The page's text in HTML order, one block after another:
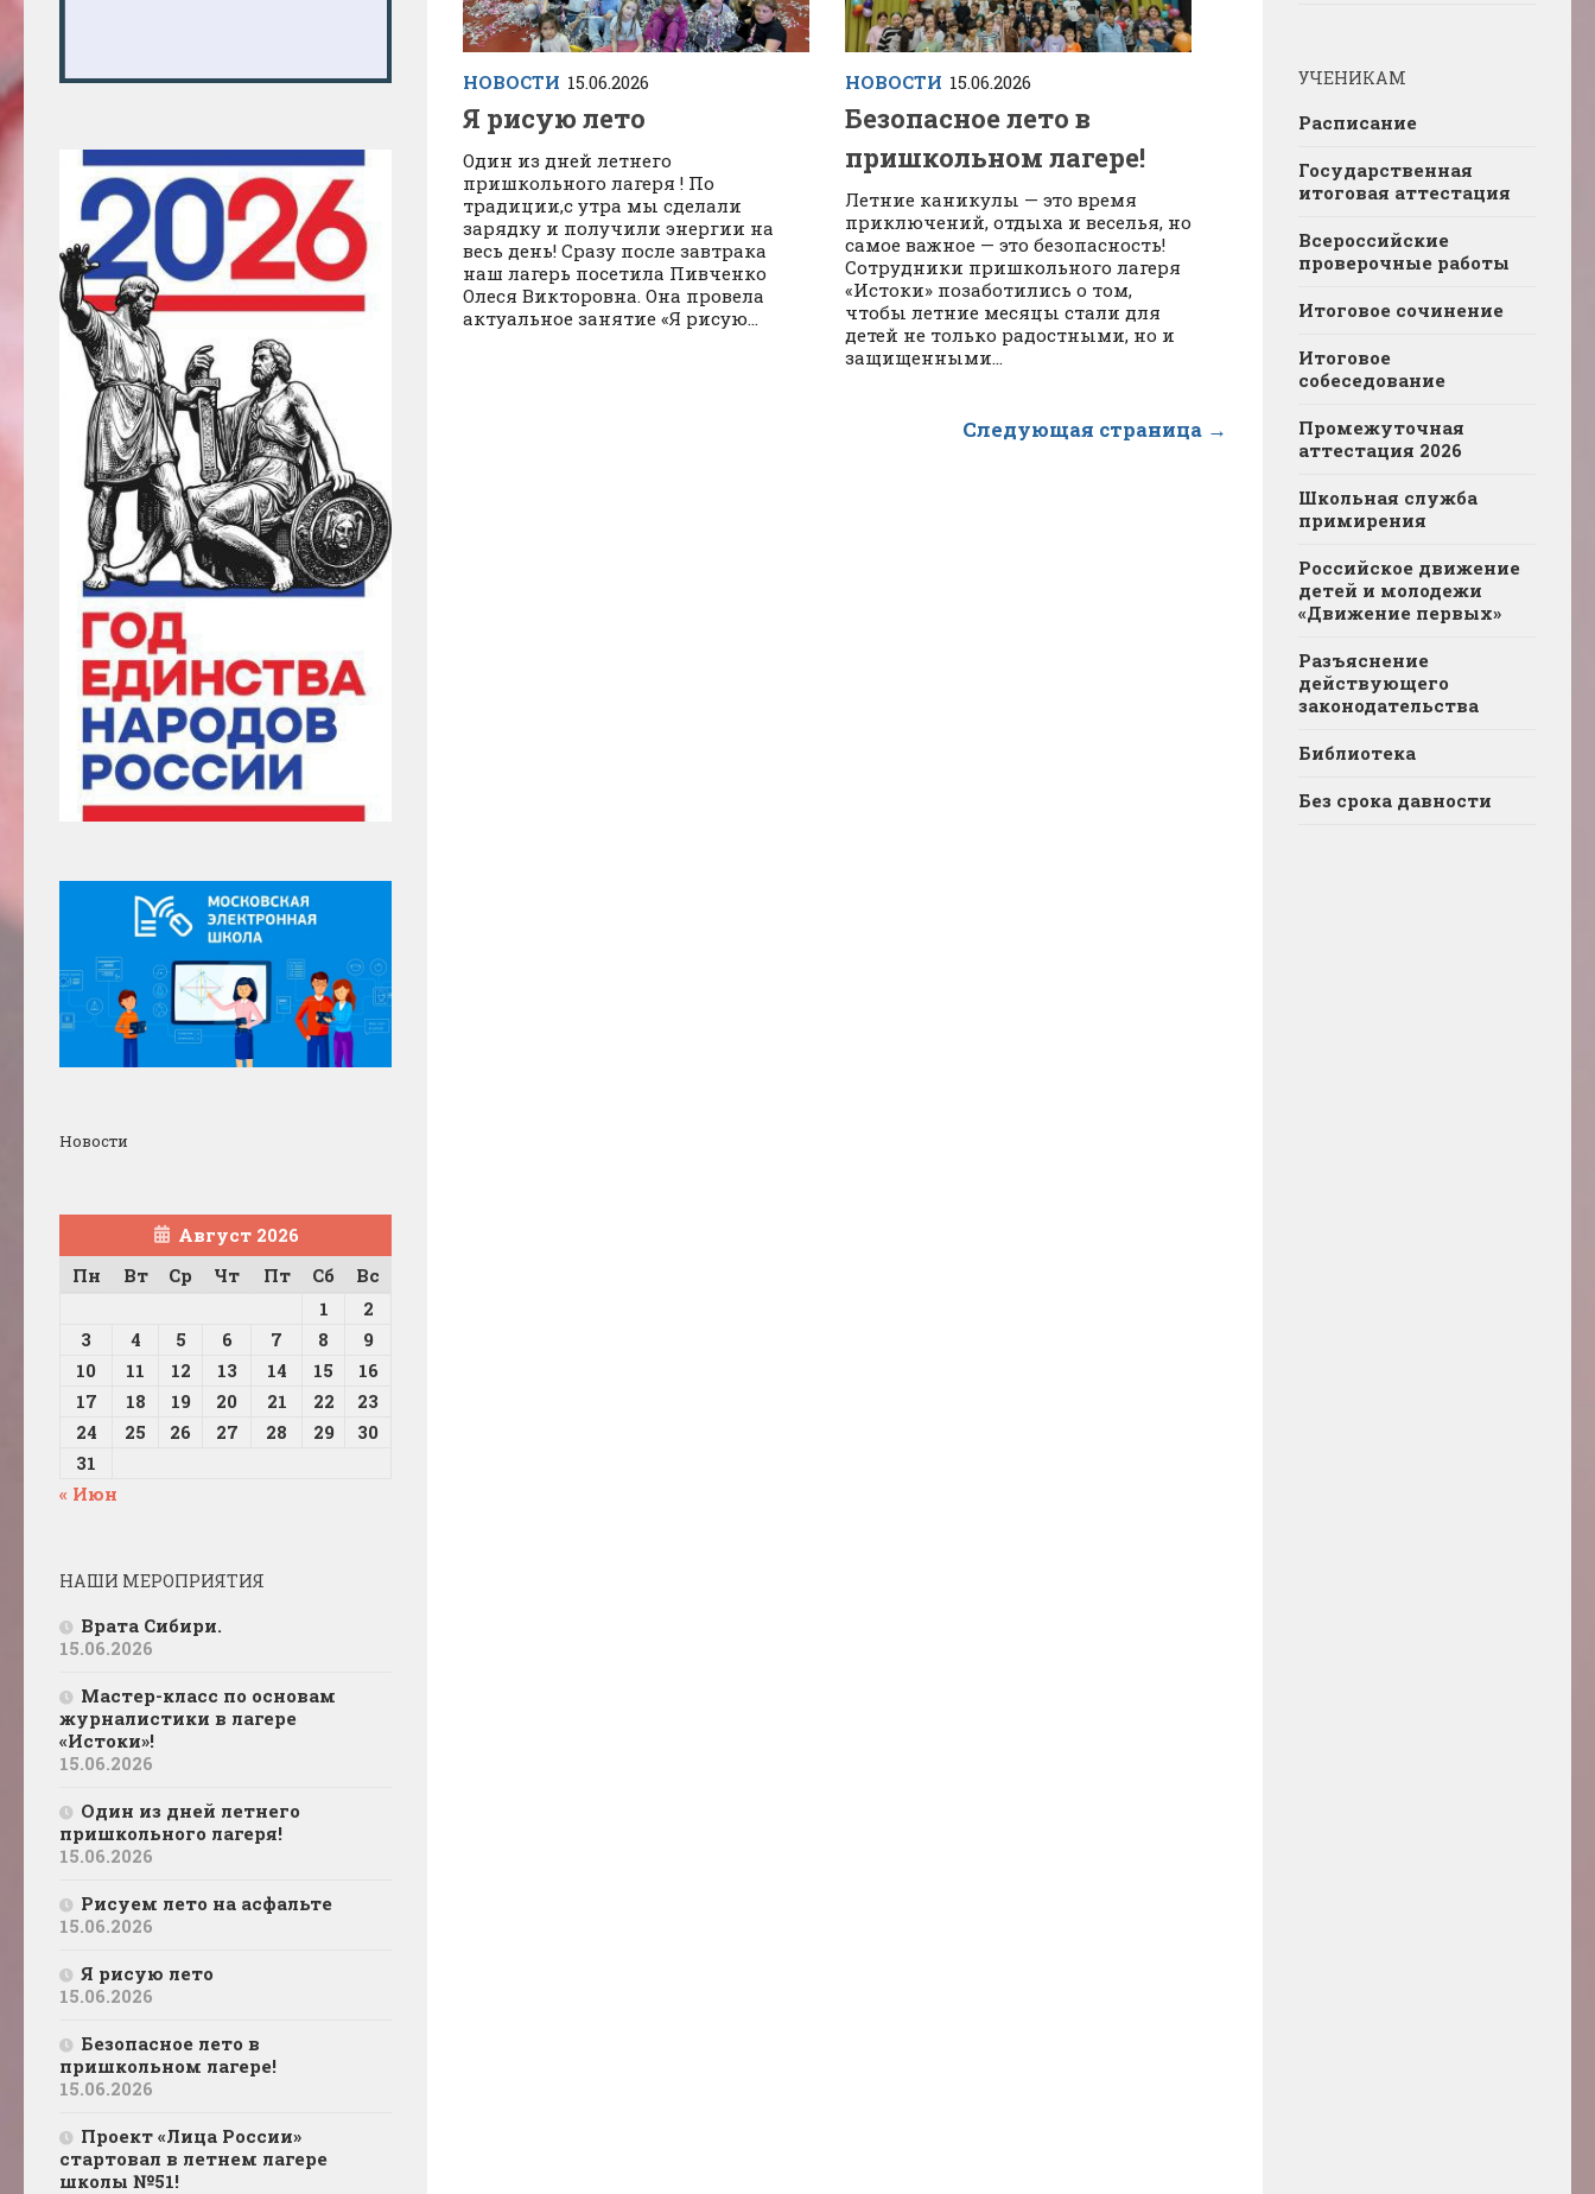
НОВОСТИ 15.06.2026
Я рисую лето
Один из дней летнего
пришкольного лагеря ! По
традиции,с утра мы сделали
зарядку и получили энергии на
весь день! ‍Сразу после завтрака
наш лагерь посетила Пивченко
Олеся Викторовна. Она провела
актуальное занятие «Я рисую...
НОВОСТИ 15.06.2026
Безопасное лето в
пришкольном лагере!
Летние каникулы — это время
приключений, отдыха и веселья, но
самое важное — это безопасность!
Сотрудники пришкольного лагеря
«Истоки» позаботились о том,
чтобы летние месяцы стали для
детей не только радостными, но и
защищенными...
Следующая страница →
Новости
Август 2026
Пн
Вт Ср Чт Пт Сб
Вс
1
2
3
4 5 6 7 8
9
10
11 12 13 14 15
16
17
18 19 20 21 22
23
24
25 26 27 28 29
30
31
« Июн
НАШИ МЕРОПРИЯТИЯ
Врата Сибири.
15.06.2026
Мастер-класс по основам
журналистики в лагере
«Истоки»!
15.06.2026
Один из дней летнего
пришкольного лагеря!
15.06.2026
Рисуем лето на асфальте
15.06.2026
Я рисую лето
15.06.2026
Безопасное лето в
пришкольном лагере!
15.06.2026
Проект «Лица России»
стартовал в летнем лагере
школы №51!
УЧЕНИКАМ
Расписание
Государственная
итоговая аттестация
Всероссийские
проверочные работы
Итоговое сочинение
Итоговое
собеседование
Промежуточная
аттестация 2026
Школьная служба
примирения
Российское движение
детей и молодежи
«Движение первых»
Разъяснение
действующего
законодательства
Библиотека
Без срока давности